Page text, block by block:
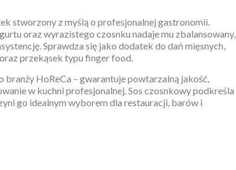
stworzony z myślą o profesjonalnej gastronomii.
oraz wyrazistego czosnku nadaje mu zbalansowany,
Sprawdza się jako dodatek do dań mięsnych,
przekąsek typu finger food.
branży HoReCa – gwarantuje powtarzalną jakość,
w kuchni profesjonalnej. Sos czosnkowy podkreśla
go idealnym wyborem dla restauracji, barów i